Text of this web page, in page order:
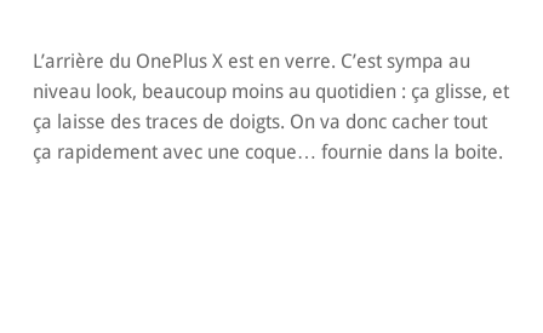
L’arrière du OnePlus X est en verre. C’est sympa au
niveau look, beaucoup moins au quotidien : ça glisse, et
ça laisse des traces de doigts. On va donc cacher tout
ça rapidement avec une coque… fournie dans la boite.